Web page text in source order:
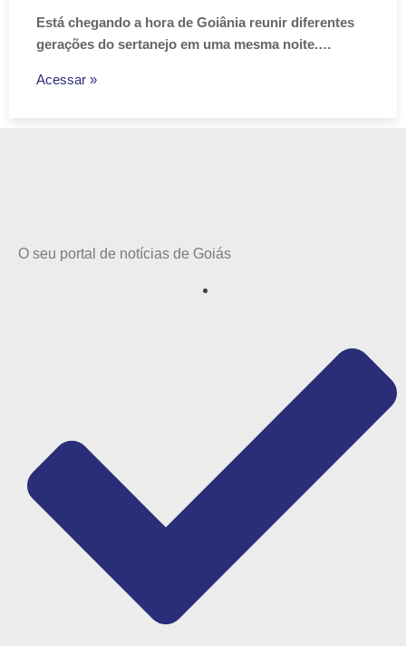
Está chegando a hora de Goiânia reunir diferentes
gerações do sertanejo em uma mesma noite.…
Acessar »
O seu portal de notícias de Goiás